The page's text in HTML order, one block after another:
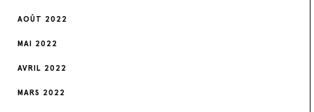
AOÛT 2022
MAI 2022
AVRIL 2022
MARS 2022